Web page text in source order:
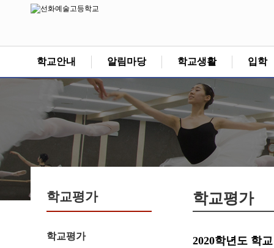
학교안내 알림마당 학교생활 입학
학교평가
학교평가
학교평가
2020학년도 학